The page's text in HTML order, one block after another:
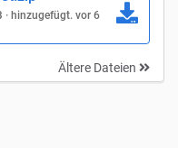
· hinzugefügt. vor 6
Ältere Dateien